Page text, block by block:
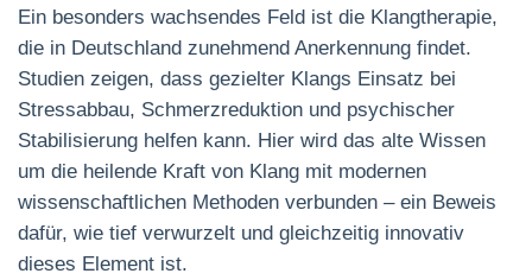
Ein besonders wachsendes Feld ist die Klangtherapie,
die in Deutschland zunehmend Anerkennung findet.
Studien zeigen, dass gezielter Klangs Einsatz bei
Stressabbau, Schmerzreduktion und psychischer
Stabilisierung helfen kann. Hier wird das alte Wissen
um die heilende Kraft von Klang mit modernen
wissenschaftlichen Methoden verbunden – ein Beweis
dafür, wie tief verwurzelt und gleichzeitig innovativ
dieses Element ist.